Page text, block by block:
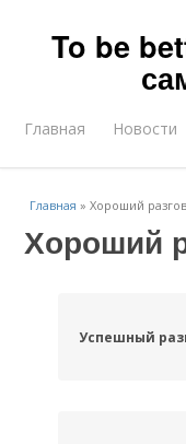
To be
Главная Новости
Главная »Хороший
Хороший
Успешный